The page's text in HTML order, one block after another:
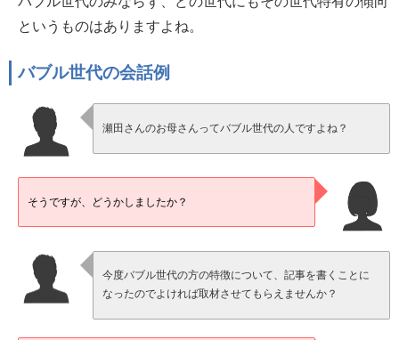
というものはありますよね。
バブル世代の会話例
瀬田さんのお母さんってバブル世代の人ですよね？
そうですが、どうかしましたか？
今度バブル世代の方の特徴について、記事を書くことに
なったのでよければ取材させてもらえませんか？